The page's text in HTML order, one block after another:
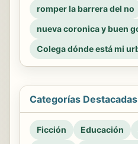
romper la barrera del no
nueva coronica y buen
Colega dónde está mi
Categorías Destacadas
Ficción Educación